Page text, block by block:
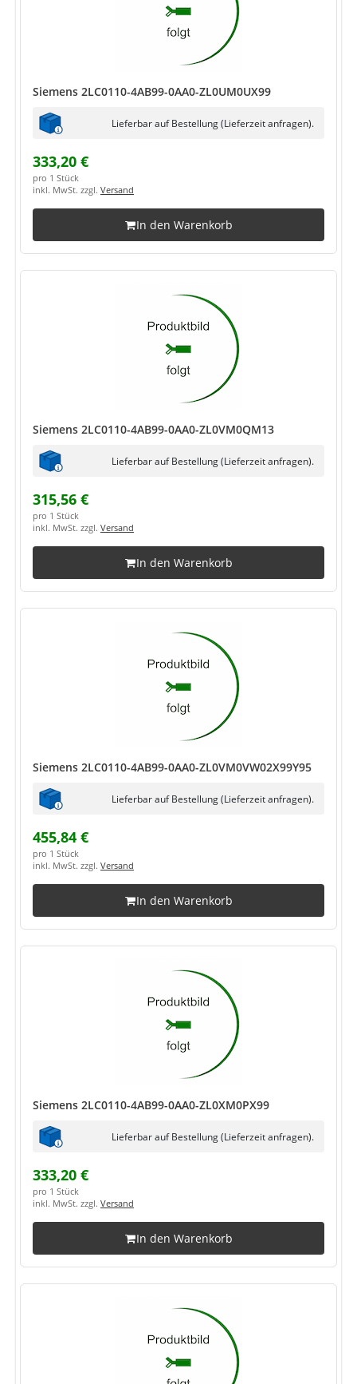
Siemens 2LC0110-4AB99-0AA0-ZL0UM0UX99
Lieferbar auf Bestellung (Lieferzeit anfragen).
333,20 €
pro 1 Stück
inkl. MwSt. zzgl. Versand
In den Warenkorb
Siemens 2LC0110-4AB99-0AA0-ZL0VM0QM13
Lieferbar auf Bestellung (Lieferzeit anfragen).
315,56 €
pro 1 Stück
inkl. MwSt. zzgl. Versand
In den Warenkorb
Siemens 2LC0110-4AB99-0AA0-ZL0VM0VW02X99Y95
Lieferbar auf Bestellung (Lieferzeit anfragen).
455,84 €
pro 1 Stück
inkl. MwSt. zzgl. Versand
In den Warenkorb
Siemens 2LC0110-4AB99-0AA0-ZL0XM0PX99
Lieferbar auf Bestellung (Lieferzeit anfragen).
333,20 €
pro 1 Stück
inkl. MwSt. zzgl. Versand
In den Warenkorb